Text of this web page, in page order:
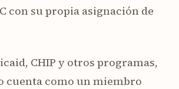
con su propia asignación de
CHIP y otros programas,
cuenta como un miembro